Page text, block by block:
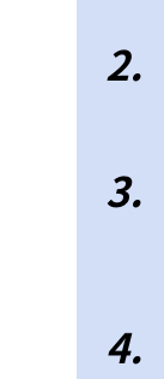
2.
3.
4.